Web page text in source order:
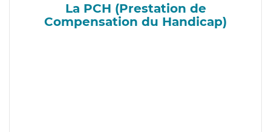
La PCH (Prestation de
Compensation du Handicap)